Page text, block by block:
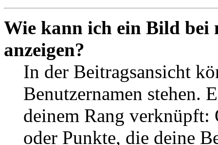
Wie kann ich ein Bild bei
anzeigen?
In der Beitragsansicht
Benutzernamen stehen.
deinem Rang verknüpft:
oder Punkte, die deine